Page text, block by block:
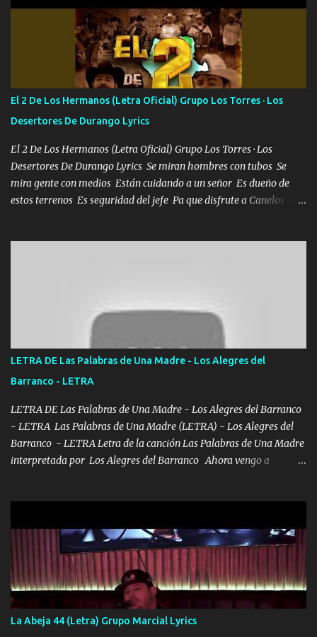
camisa es color Verde y peleam0s la Bandera por todita a la ciudad
con los drones patrullando la Frontera De Tijuana Bulevares
Bellas Artes me ve en las blancas ya hace falta mi APA FLACO
verde se le extraña pa que sepan Aquí Pura GENTE DE LA RANA 🐸
POR CLAVE ES EL CALI 4 EN LA CIUDAD TIJUANA Música Al
tirante andamos mi carnal atento a cualquier necesidad no porque
se ve limpio el camino nos confiamos al andar y nunca con la
misma piedra me vuelvo a tropezar Cuando ando de enamorado
en corto me tiró a per...
El 2 De Los Hermanos (Letra Oficial) Grupo Los Torres · Los
Desertores De Durango Lyrics
El 2 De Los Hermanos (Letra Oficial) Grupo Los Torres · Los
Desertores De Durango Lyrics Se miran hombres con tubos Se
mira gente con medios Están cuidando a un señor Es dueño de
estos terrenos Es seguridad del jefe Pa que disfrute a Canelos Es
ahí está el Hombre Cuarenta y también Pariente 7 arreglan
cualquier problema no más es cuestión que ordené NOS HACE
FALTA UN HERMANO DE CLAVE ERA EL 24 SIEMPRE FUE UN
HOMBRE VALIENTE POR ALGO M'URIÓ PELEAND0 SIEMPRE
VIO POR LA FAMILIA PARA QUE SIGA EL LEGADO Es el DOS de
los HERMANOS un cerebro inteligente y com...
LETRA DE Las Palabras de Una Madre - Los Alegres del
Barranco - LETRA
LETRA DE Las Palabras de Una Madre - Los Alegres del Barranco
- LETRA Las Palabras de Una Madre (LETRA) - Los Alegres del
Barranco - LETRA Letra de la canción Las Palabras de Una Madre
interpretada por Los Alegres del Barranco Ahora vengo a
quiso, él tiempo sigue pasando y nunca te olvidaremos, aquí
seguiré esperando hasta volvernos a vernos El recuerdo que yo
tengo de mi mente no se va, en mi corazón me llevo lo mismo que
tu papá, a veces me pongo triste porque no puedo mirarte, mas se
que tu me escuchas porque tu eres mi gran ángel, El desespero me
llega para reunirme contigo, tu iluminas mi sendero por siempre
serás mi niño, del amor que yo te tengo es co...
La Abeja 44 (Letra) Grupo Marcial Lyrics